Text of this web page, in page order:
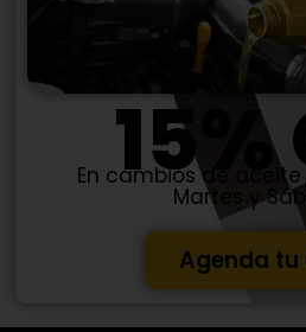
En cambios de aceite
Martes y
Agenda tu